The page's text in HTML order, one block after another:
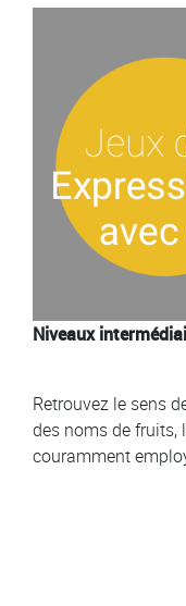
Niveaux
Retrouvez le sens
des noms de fruits,
couramment